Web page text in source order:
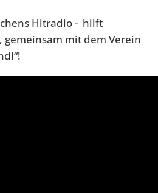
Hitradio - hilft
mit dem Verein